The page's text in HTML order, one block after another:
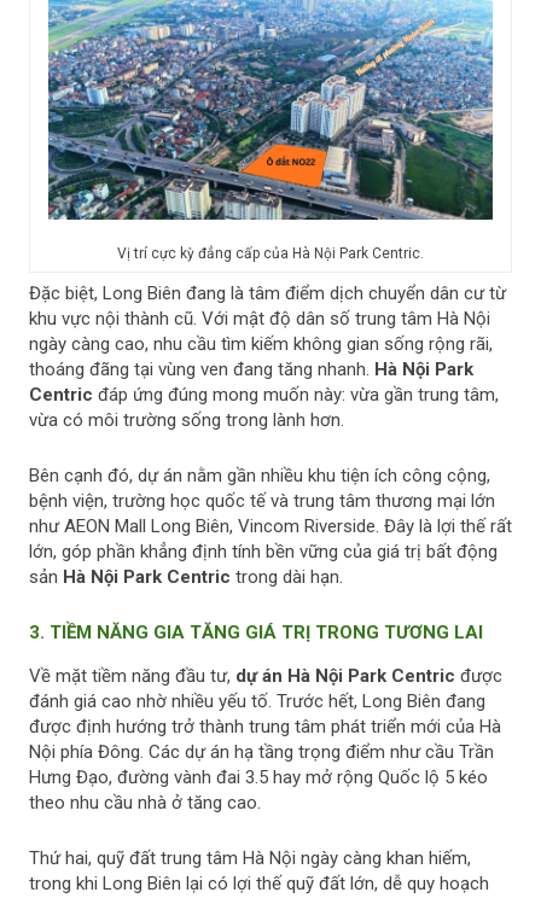
Vị trí cực kỳ đẳng cấp của Hà Nội Park Centric.
Đặc biệt, Long Biên đang là tâm điểm dịch chuyển dân cư từ
khu vực nội thành cũ. Với mật độ dân số trung tâm Hà Nội
ngày càng cao, nhu cầu tìm kiếm không gian sống rộng rãi,
thoáng đãng tại vùng ven đang tăng nhanh. Hà Nội Park
Centric đáp ứng đúng mong muốn này: vừa gần trung tâm,
vừa có môi trường sống trong lành hơn.
Bên cạnh đó, dự án nằm gần nhiều khu tiện ích công cộng,
bệnh viện, trường học quốc tế và trung tâm thương mại lớn
như AEON Mall Long Biên, Vincom Riverside. Đây là lợi thế rất
lớn, góp phần khẳng định tính bền vững của giá trị bất động
sản Hà Nội Park Centric trong dài hạn.
3. TIỀM NĂNG GIA TĂNG GIÁ TRỊ TRONG TƯƠNG LAI
Về mặt tiềm năng đầu tư, dự án Hà Nội Park Centric được
đánh giá cao nhờ nhiều yếu tố. Trước hết, Long Biên đang
được định hướng trở thành trung tâm phát triển mới của Hà
Nội phía Đông. Các dự án hạ tầng trọng điểm như cầu Trần
Hưng Đạo, đường vành đai 3.5 hay mở rộng Quốc lộ 5 kéo
theo nhu cầu nhà ở tăng cao.
Thứ hai, quỹ đất trung tâm Hà Nội ngày càng khan hiếm,
trong khi Long Biên lại có lợi thế quỹ đất lớn, dễ quy hoạch